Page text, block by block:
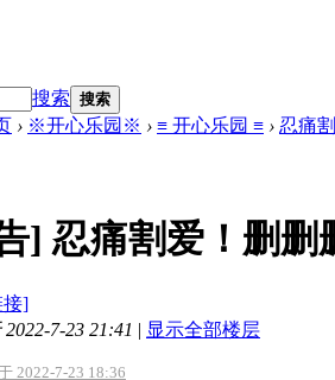
搜索 搜索
› ※开心乐园※ › ≡ 开心乐园 ≡ › 忍痛
] 忍痛割爱！删删
接]
7-23 21:41 | 显示全部楼层
2022-7-23 18:36